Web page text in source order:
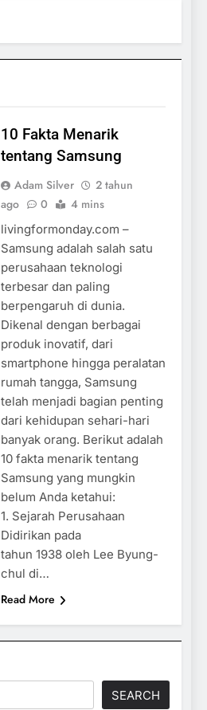
10 Fakta Menarik
tentang Samsung
Adam Silver
2 tahun
ago
0 4 mins
livingformonday.com –
Samsung adalah salah satu
perusahaan teknologi
terbesar dan paling
berpengaruh di dunia.
Dikenal dengan berbagai
produk inovatif, dari
smartphone hingga peralatan
rumah tangga, Samsung
telah menjadi bagian penting
dari kehidupan sehari-hari
banyak orang. Berikut adalah
10 fakta menarik tentang
Samsung yang mungkin
belum Anda ketahui:
1. Sejarah Perusahaan
Didirikan pada
tahun 1938 oleh Lee Byung-
chul di…
Read More
SEARCH